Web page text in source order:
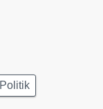
Politik